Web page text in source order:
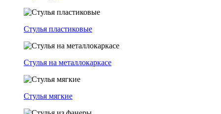
Стулья пластиковые
Стулья на металлокаркасе
Стулья мягкие